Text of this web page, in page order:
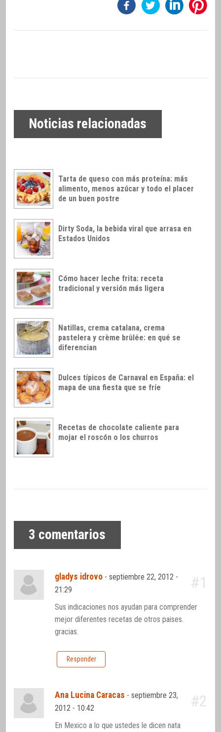
Noticias relacionadas
Tarta de queso con más proteína: más
alimento, menos azúcar y todo el placer
de un buen postre
Dirty Soda, la bebida viral que arrasa en
Estados Unidos
Cómo hacer leche frita: receta
tradicional y versión más ligera
Natillas, crema catalana, crema
pastelera y crème brûlée: en qué se
diferencian
Dulces típicos de Carnaval en España: el
mapa de una fiesta que se fríe
Recetas de chocolate caliente para
mojar el roscón o los churros
3 comentarios
gladys idrovo -septiembre 22, 2012 -
21:29
#1
Sus indicaciones nos ayudan para comprender
mejor diferentes recetas de otros paises.
gracias.
Responder
Ana Lucina Caracas -septiembre 23,
2012 - 10:42
#2
En Mexico a lo que ustedes le dicen nata